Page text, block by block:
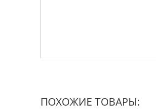
ПОХОЖИЕ ТОВАРЫ: